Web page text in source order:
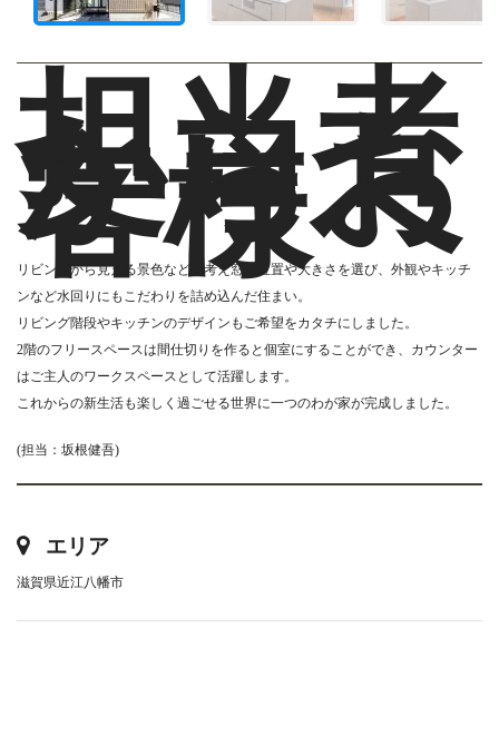
担当者
からお
客様へ
リビングから見える景色などを考え窓の位置や大きさを選び、外観やキッチ
ンなど水回りにもこだわりを詰め込んだ住まい。
リビング階段やキッチンのデザインもご希望をカタチにしました。
2階のフリースペースは間仕切りを作ると個室にすることができ、カウンター
はご主人のワークスペースとして活躍します。
これからの新生活も楽しく過ごせる世界に一つのわが家が完成しました。
(担当：坂根健吾)
エリア
滋賀県近江八幡市